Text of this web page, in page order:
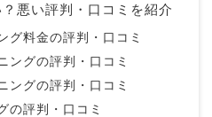
悪い評判・口コミを紹介
グ料金の評判・口コミ
ングの評判・口コミ
ングの評判・口コミ
の評判・口コミ